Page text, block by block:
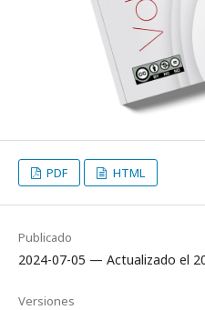
PDF HTML
Publicado
2024-07-05 — Actualizado el
Versiones